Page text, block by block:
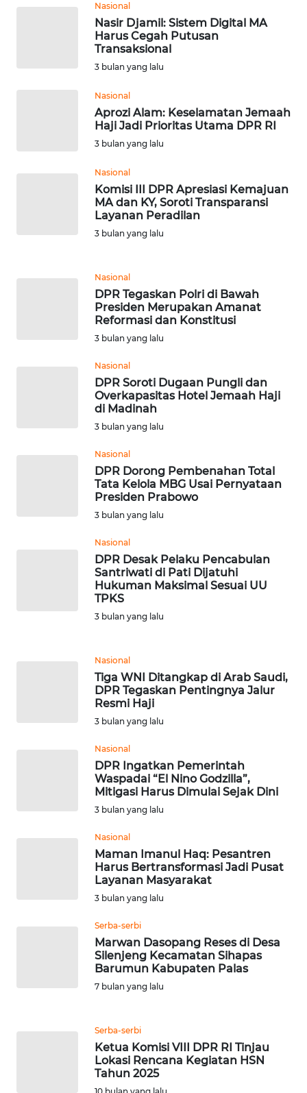
Nasional
Nasir Djamil: Sistem Digital MA
Harus Cegah Putusan
Transaksional
3 bulan yang lalu
Nasional
Aprozi Alam: Keselamatan Jemaah
Haji Jadi Prioritas Utama DPR RI
3 bulan yang lalu
Nasional
Komisi III DPR Apresiasi Kemajuan
MA dan KY, Soroti Transparansi
Layanan Peradilan
3 bulan yang lalu
Nasional
DPR Tegaskan Polri di Bawah
Presiden Merupakan Amanat
Reformasi dan Konstitusi
3 bulan yang lalu
Nasional
DPR Soroti Dugaan Pungli dan
Overkapasitas Hotel Jemaah Haji
di Madinah
3 bulan yang lalu
Nasional
DPR Dorong Pembenahan Total
Tata Kelola MBG Usai Pernyataan
Presiden Prabowo
3 bulan yang lalu
Nasional
DPR Desak Pelaku Pencabulan
Santriwati di Pati Dijatuhi
Hukuman Maksimal Sesuai UU
TPKS
3 bulan yang lalu
Nasional
Tiga WNI Ditangkap di Arab Saudi,
DPR Tegaskan Pentingnya Jalur
Resmi Haji
3 bulan yang lalu
Nasional
DPR Ingatkan Pemerintah
Waspadai “El Nino Godzilla”,
Mitigasi Harus Dimulai Sejak Dini
3 bulan yang lalu
Nasional
Maman Imanul Haq: Pesantren
Harus Bertransformasi Jadi Pusat
Layanan Masyarakat
3 bulan yang lalu
Serba-serbi
Marwan Dasopang Reses di Desa
Silenjeng Kecamatan Sihapas
Barumun Kabupaten Palas
7 bulan yang lalu
Serba-serbi
Ketua Komisi VIII DPR RI Tinjau
Lokasi Rencana Kegiatan HSN
Tahun 2025
Regional
PAPUA
BARAT
WN
WN
BABEL
BENGKULU